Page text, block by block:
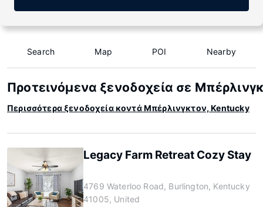
Search Map POI Nearby
Προτεινόμενα ξενοδοχεία σε
Περισσότερα ξενοδοχεία κοντά Μπέρλινγκτον, Kentucky
Legacy Farm Retreat Cozy Stay
4769 Waterloo Road, Burlington, Kentucky
41005, United